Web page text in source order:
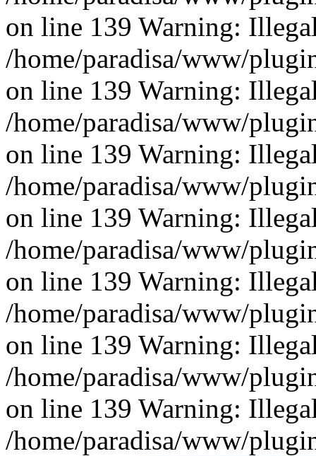
on line 139 Warning:
/home/paradisa/www/
on line 139 Warning:
/home/paradisa/www/
on line 139 Warning:
/home/paradisa/www/
on line 139 Warning:
/home/paradisa/www/
on line 139 Warning:
/home/paradisa/www/
on line 139 Warning:
/home/paradisa/www/
on line 139 Warning:
/home/paradisa/www/